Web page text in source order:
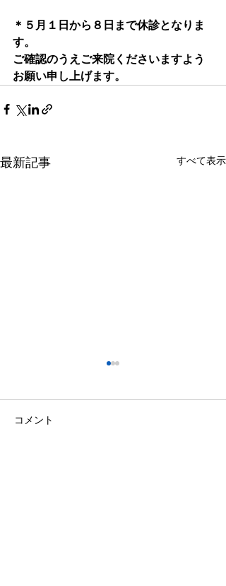
＊５月１日から８日まで休診となりま
す。
ご確認のうえご来院くださいますよう
お願い申し上げます。
最新記事 すべて表示
コメント